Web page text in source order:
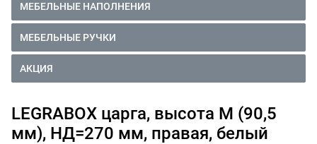
МЕБЕЛЬНЫЕ НАПОЛНЕНИЯ
МЕБЕЛЬНЫЕ РУЧКИ
АКЦИЯ
LEGRABOX царга, высота M (90,5
мм), НД=270 мм, правая, белый